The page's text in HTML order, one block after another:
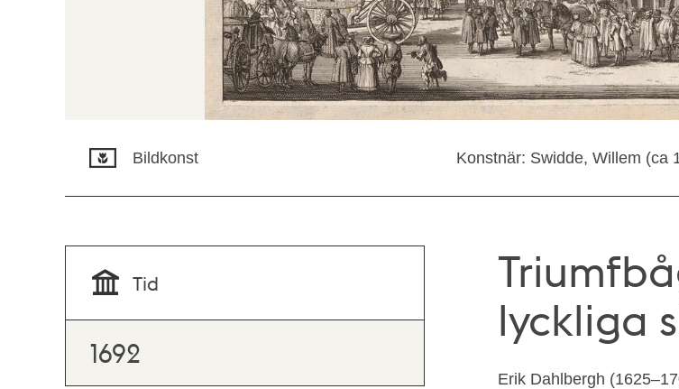
Bildkonst Konstnär: Swidde, Willem (ca
lyckliga
Erik Dahlbergh
Tid
1692